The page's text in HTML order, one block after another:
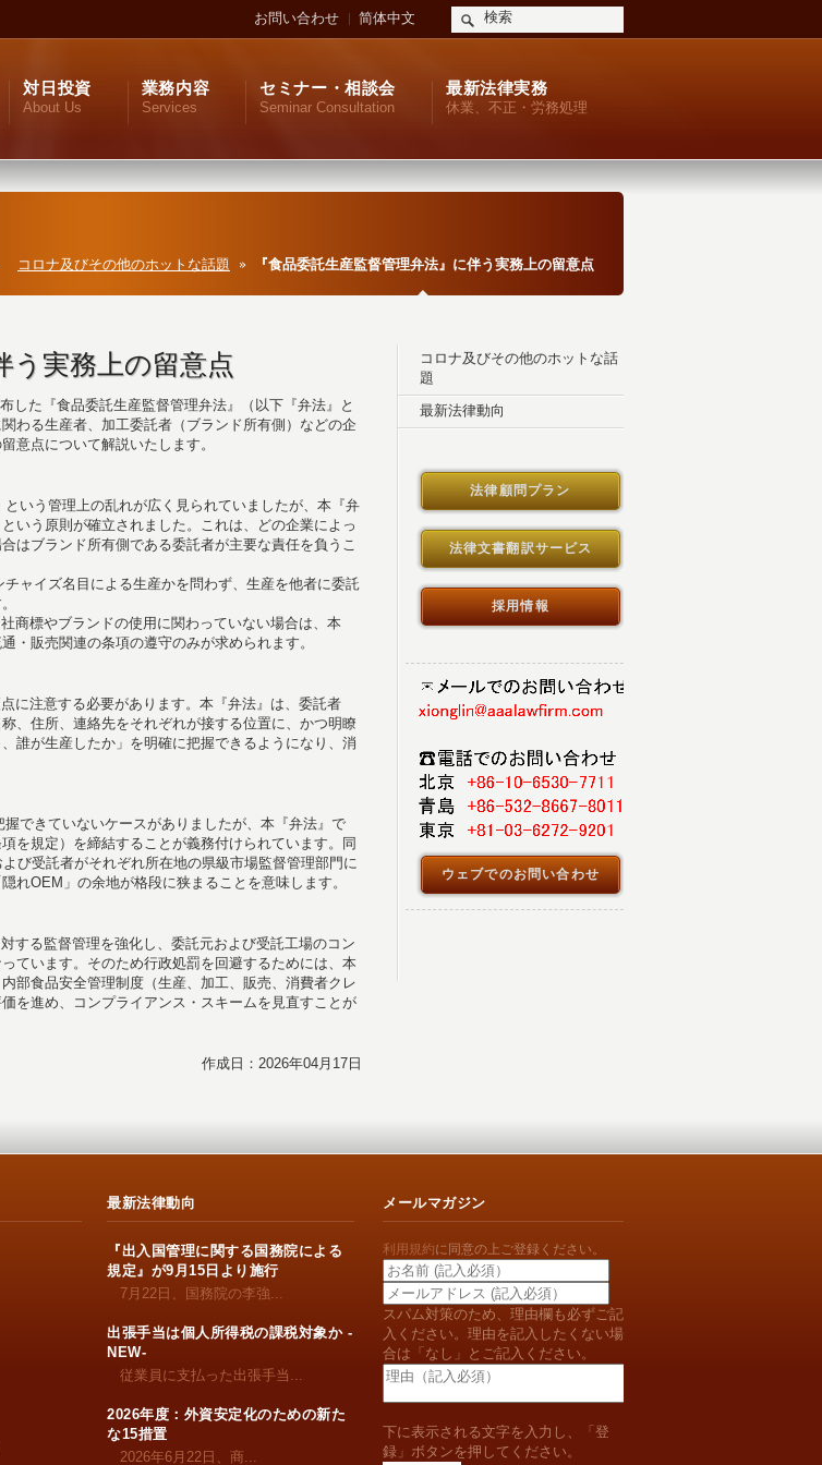
お問い合わせ 简体中文
対日投資
About Us
業務内容
Services
セミナー・相談会
Seminar Consultation
最新法律実務
休業、不正・労務処理
コロナ及びその他のホットな話題 『食品委託生産監督管理弁法』に伴う実務上の留意点
う実務上の留意点
した『食品委託生産監督管理弁法』（以下『弁法』と
わる生産者、加工委託者（ブランド所有側）などの企
意点について解説いたします。
いう管理上の乱れが広く見られていましたが、本『弁
いう原則が確立されました。これは、どの企業によっ
はブランド所有側である委託者が主要な責任を負うこ
ャイズ名目による生産かを問わず、生産を他者に委託
商標やブランドの使用に関わっていない場合は、本
・販売関連の条項の遵守のみが求められます。
に注意する必要があります。本『弁法』は、委託者
、住所、連絡先をそれぞれが接する位置に、かつ明瞭
誰が生産したか」を明確に把握できるようになり、消
できていないケースがありましたが、本『弁法』で
を規定）を締結することが義務付けられています。同
び受託者がそれぞれ所在地の県級市場監督管理部門に
れOEM」の余地が格段に狭まることを意味します。
する監督管理を強化し、委託元および受託工場のコン
ています。そのため行政処罰を回避するためには、本
部食品安全管理制度（生産、加工、販売、消費者クレ
を進め、コンプライアンス・スキームを見直すことが
作成日：2026年04月17日
コロナ及びその他のホットな話
題
最新法律動向
法律顧問プラン
法律文書翻訳サービス
採用情報
ウェブでのお問い合わせ
最新法律動向
『出入国管理に関する国務院による
規定』が9月15日より施行
7月22日、国務院の李強...
出張手当は個人所得税の課税対象か -
NEW-
従業員に支払った出張手当...
2026年度：外資安定化のための新た
な15措置
2026年6月22日、商...
メールマガジン
利用規約に同意の上ご登録ください。
スパム対策のため、理由欄も必ずご記
入ください。理由を記入したくない場
合は「なし」とご記入ください。
下に表示される文字を入力し、「登
録」ボタンを押してください。